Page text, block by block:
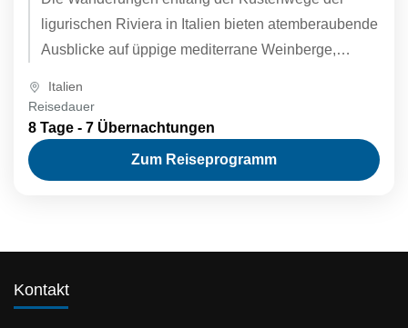
ligurischen Riviera in Italien bieten atemberaubende
Ausblicke auf üppige mediterrane Weinberge,
gibt es dichte...
Italien
Reisedauer
8 Tage - 7 Übernachtungen
Zum Reiseprogramm
Kontakt